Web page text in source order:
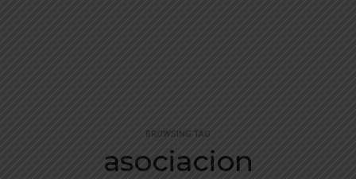
BROWSING TAG
asociacion